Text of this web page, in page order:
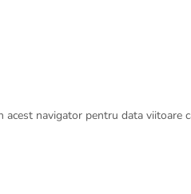
navigator pentru data viitoare